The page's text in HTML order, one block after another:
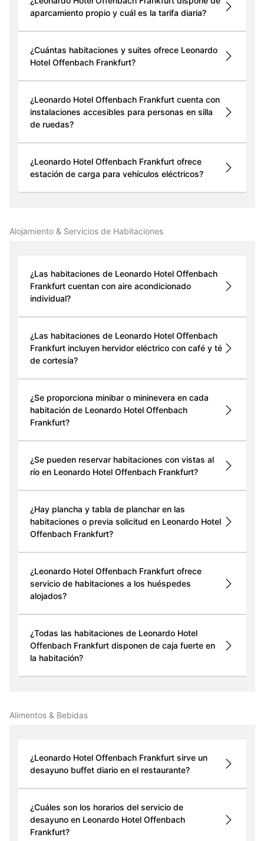
aparcamiento propio y cuál es la tarifa diaria?
¿Cuántas habitaciones y suites ofrece Leonardo
Hotel Offenbach Frankfurt?
¿Leonardo Hotel Offenbach Frankfurt cuenta con
instalaciones accesibles para personas en silla
de ruedas?
¿Leonardo Hotel Offenbach Frankfurt ofrece
estación de carga para vehículos eléctricos?
Alojamiento & Servicios de Habitaciones
¿Las habitaciones de Leonardo Hotel Offenbach
Frankfurt cuentan con aire acondicionado
individual?
¿Las habitaciones de Leonardo Hotel Offenbach
Frankfurt incluyen hervidor eléctrico con café y té
de cortesía?
¿Se proporciona minibar o mininevera en cada
habitación de Leonardo Hotel Offenbach
Frankfurt?
¿Se pueden reservar habitaciones con vistas al
río en Leonardo Hotel Offenbach Frankfurt?
¿Hay plancha y tabla de planchar en las
habitaciones o previa solicitud en Leonardo Hotel
Offenbach Frankfurt?
¿Leonardo Hotel Offenbach Frankfurt ofrece
servicio de habitaciones a los huéspedes
alojados?
¿Todas las habitaciones de Leonardo Hotel
Offenbach Frankfurt disponen de caja fuerte en
la habitación?
Alimentos & Bebidas
¿Leonardo Hotel Offenbach Frankfurt sirve un
desayuno buffet diario en el restaurante?
¿Cuáles son los horarios del servicio de
desayuno en Leonardo Hotel Offenbach
Frankfurt?